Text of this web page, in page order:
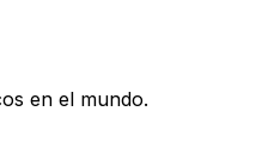
en el mundo.